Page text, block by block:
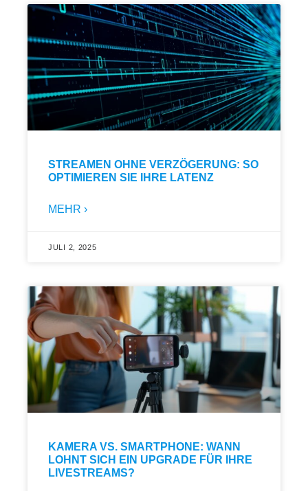
STREAMEN OHNE VERZÖGERUNG: SO
OPTIMIEREN SIE IHRE LATENZ
MEHR ›
JULI 2, 2025
KAMERA VS. SMARTPHONE: WANN
LOHNT SICH EIN UPGRADE FÜR IHRE
LIVESTREAMS?